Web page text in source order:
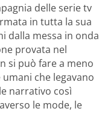
delle serie tv
in tutta la sua
dalla messa in onda
provata nel
si può fare a meno
che legavano
narrativo così
le mode, le